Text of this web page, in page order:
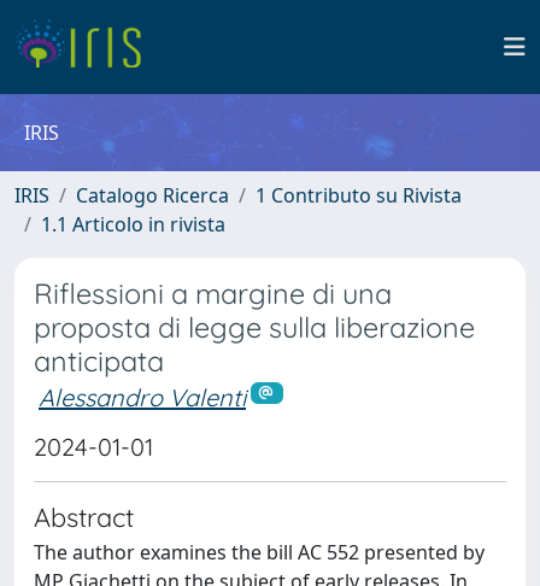
IRIS
IRIS Catalogo Ricerca
1 Contributo su Rivista
1.1 Articolo in rivista
Riflessioni a margine di una
proposta di legge sulla liberazione
anticipata
Alessandro Valenti
2024-01-01
Abstract
The author examines the bill AC 552 presented by